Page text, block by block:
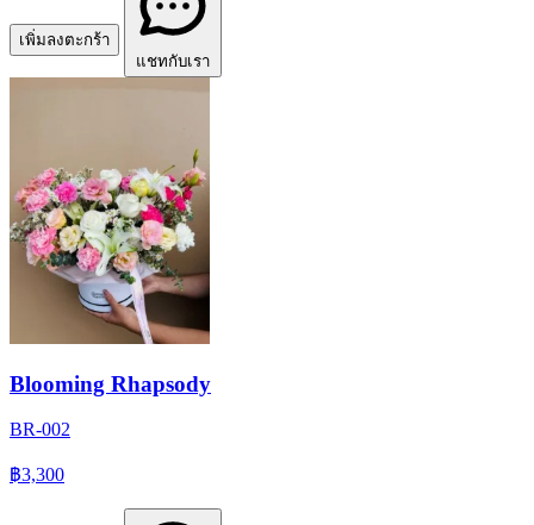
เพิ่มลงตะกร้า
แชทกับเรา
Blooming Rhapsody
BR-002
฿3,300